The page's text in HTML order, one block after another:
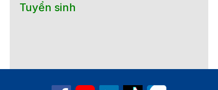
Tuyển sinh